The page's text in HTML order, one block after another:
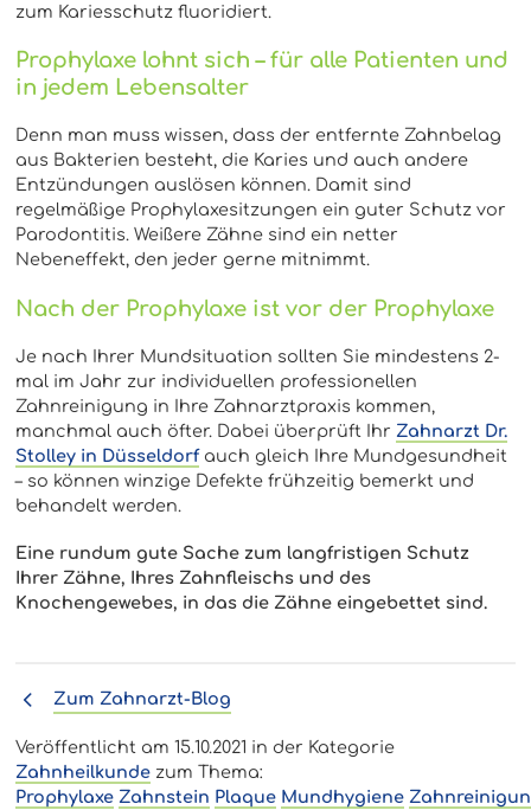
zum Kariesschutz fluoridiert.
Prophylaxe lohnt sich – für alle Patienten und
in jedem Lebensalter
Denn man muss wissen, dass der entfernte Zahnbelag
aus Bakterien besteht, die Karies und auch andere
Entzündungen auslösen können. Damit sind
regelmäßige Prophylaxesitzungen ein guter Schutz vor
Parodontitis. Weißere Zähne sind ein netter
Nebeneffekt, den jeder gerne mitnimmt.
Nach der Prophylaxe ist vor der Prophylaxe
Je nach Ihrer Mundsituation sollten Sie mindestens 2-
mal im Jahr zur individuellen professionellen
Zahnreinigung in Ihre Zahnarztpraxis kommen,
manchmal auch öfter. Dabei überprüft Ihr Zahnarzt Dr.
Stolley in Düsseldorfauch gleich Ihre Mundgesundheit
– so können winzige Defekte frühzeitig bemerkt und
behandelt werden.
Eine rundum gute Sache zum langfristigen Schutz
Ihrer Zähne, Ihres Zahnfleischs und des
Knochengewebes, in das die Zähne eingebettet sind.
Zum Zahnarzt-Blog
Veröffentlicht am 15.10.2021 in der Kategorie
Zahnheilkundezum Thema:
Prophylaxe Zahnstein Plaque Mundhygiene